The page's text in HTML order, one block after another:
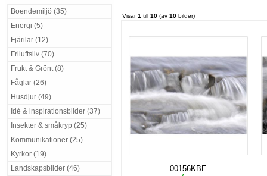
Boendemiljö (35)
Energi (5)
Fjärilar (12)
Friluftsliv (70)
Frukt & Grönt (8)
Fåglar (26)
Husdjur (49)
Idé & inspirationsbilder (37)
Insekter & småkryp (25)
Kommunikationer (25)
Kyrkor (19)
Landskapsbilder (46)
Visar1 till 10 (av 10 bilder)
00156KBE